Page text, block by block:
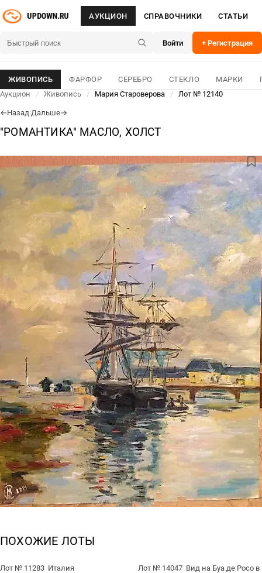
АУКЦИОН СПРАВОЧНИКИ СТАТЬИ
Войти + Регистрация
ЖИВОПИСЬ ФАРФОР СЕРЕБРО СТЕКЛО МАРКИ
Аукцион
/ Живопись / Мария Староверова / Лот № 12140
←Назад|Дальше→
"РОМАНТИКА" МАСЛО, ХОЛСТ
ЛОТ № 12140 04 Авг 2026
ОСНОВНОЕ ДЛЯ СВЯЗИ
15 000
АВТОРИЗОВАТЬСЯ
для совершения покупки необходимо авторизоваться
ХАРАКТЕРИСТИКИ
Живопись
Мария Староверова
ВидПейзаж
Год2014
ОПИСАНИЕ
Корабль на рейде, море, сумерки
Метки: корабль масло море
романтика
холст
ПОХОЖИЕ ЛОТЫ
Лот № 11283 Италия
Лот № 14047 Вид на Буа де Росо в